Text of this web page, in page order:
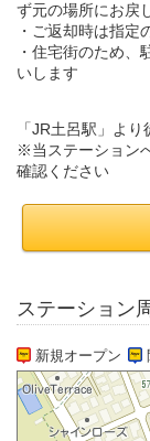
ず元の場所にお戻
・ご返却時は指定
・住宅街のため
いします
「JR土呂駅」よ
※当ステーション
確認ください
ステーション
新規オープン